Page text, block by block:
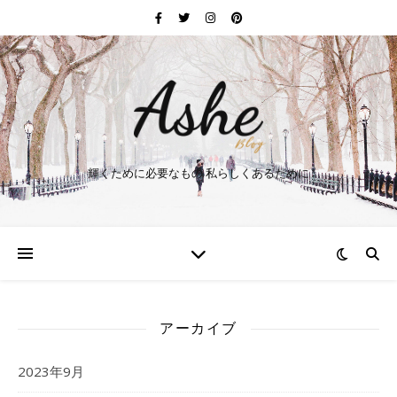
輝くために必要なもの 私らしくあるために
アーカイブ
2023年9月